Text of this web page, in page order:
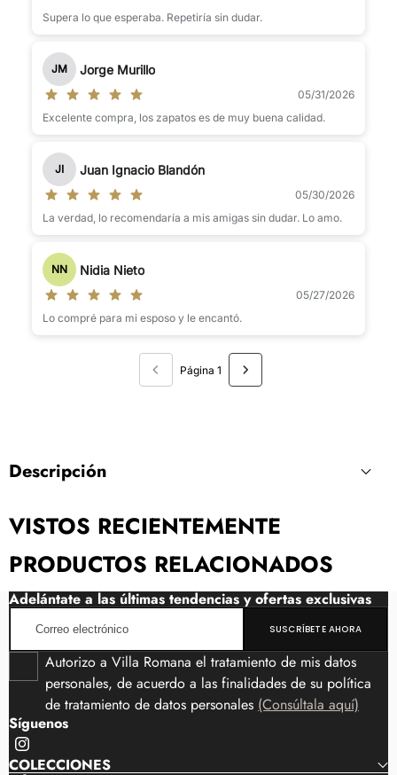
Supera lo que esperaba. Repetiría sin dudar.
JM Jorge Murillo
05/31/2026
Excelente compra, los zapatos es de muy buena calidad.
JI Juan Ignacio Blandón
05/30/2026
La verdad, lo recomendaría a mis amigas sin dudar. Lo amo.
NN Nidia Nieto
05/27/2026
Lo compré para mi esposo y le encantó.
Página 1
Descripción
VISTOS RECIENTEMENTE
PRODUCTOS RELACIONADOS
Adelántate a las últimas tendencias y ofertas exclusivas
electrónico
SUSCRÍBETE AHORA
Autorizo a Villa Romana el tratamiento de mis datos
personales, de acuerdo a las finalidades de su política
de tratamiento de datos personales (Consúltala aquí)
Síguenos
Instagram
COLECCIONES